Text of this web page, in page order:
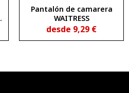
Pantalón de camarera
WAITRESS
desde 9,29 €